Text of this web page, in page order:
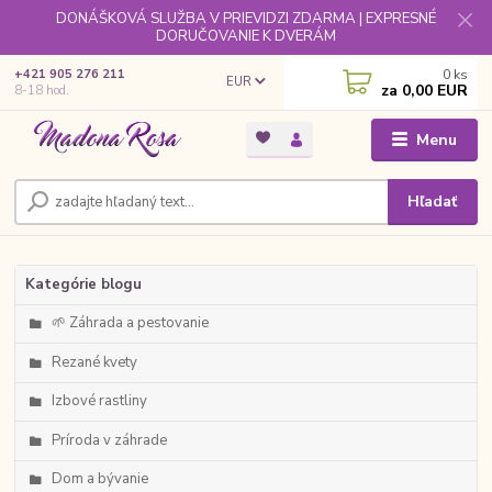
DONÁŠKOVÁ SLUŽBA V PRIEVIDZI ZDARMA | EXPRESNÉ
DORUČOVANIE K DVERÁM
Menu
EUR
Hľadať
+421 905 276 211
8-18 hod.
0 ks
za 0,00 EUR
Kategórie blogu
🌱 Záhrada a pestovanie
Rezané kvety
Izbové rastliny
Príroda v záhrade
Dom a bývanie